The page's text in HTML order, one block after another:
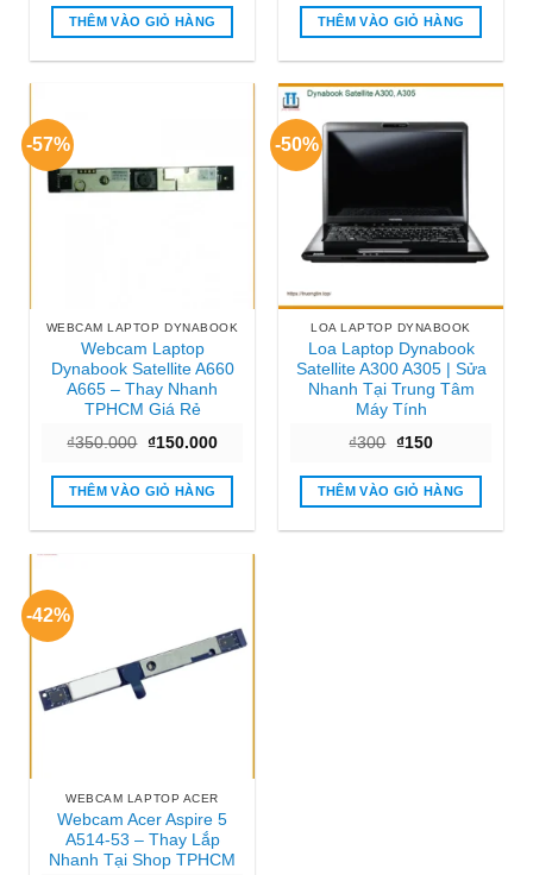
₫600.000.
₫300.000.
THÊM VÀO GIỎ HÀNG
₫750.000.
THÊM VÀO GIỎ HÀNG
-57%
WEBCAM LAPTOP DYNABOOK
Webcam Laptop
Dynabook Satellite A660
A665 – Thay Nhanh
TPHCM Giá Rẻ
₫350.000 Giá
là:
₫350.000.
₫150.000Giá
tại
₫150.000.
THÊM VÀO GIỎ HÀNG
-50%
LOA LAPTOP DYNABOOK
Loa Laptop Dynabook
Satellite A300 A305 | Sửa
Nhanh Tại Trung Tâm
Máy Tính
₫300 Giá
là:
₫300.
₫150Giá
tại
là:
₫150.
THÊM VÀO GIỎ HÀNG
-42%
WEBCAM LAPTOP ACER
Webcam Acer Aspire 5
A514-53 – Thay Lắp
Nhanh Tại Shop TPHCM